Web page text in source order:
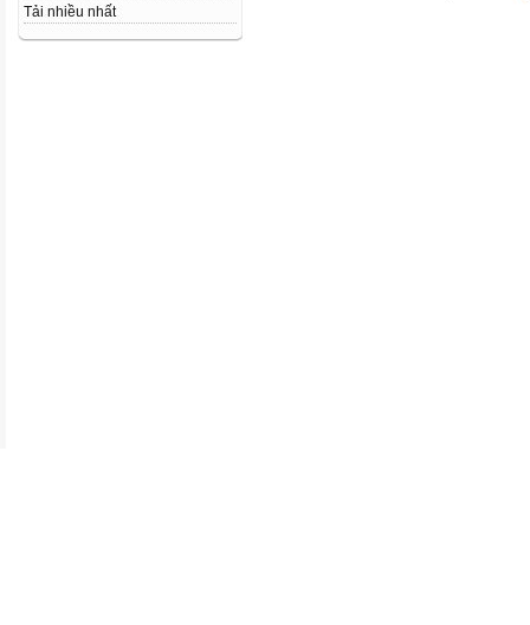
Tải nhiều nhất